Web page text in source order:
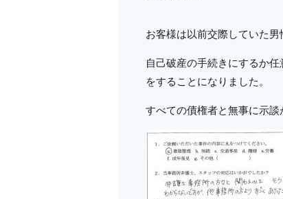
お客様は以前交際していた
自己破産の手続きにするか
をすることになりました。
すべての債権者と無事に示談